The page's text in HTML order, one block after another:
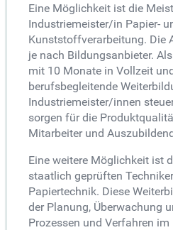
Eine Möglichkeit ist die
Industriemeister/in Papier-
Kunststoffverarbeitung. Die
je nach Bildungsanbieter.
mit 10 Monate in Vollzeit
berufsbegleitende
Industriemeister/innen
sorgen für die
Mitarbeiter und
Eine weitere Möglichkeit ist
staatlich geprüften
Papiertechnik. Diese
der Planung, Überwachung
Prozessen und Verfahren